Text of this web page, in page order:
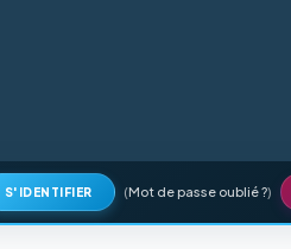
S'IDENTIFIER (Mot de passe oublié ?)